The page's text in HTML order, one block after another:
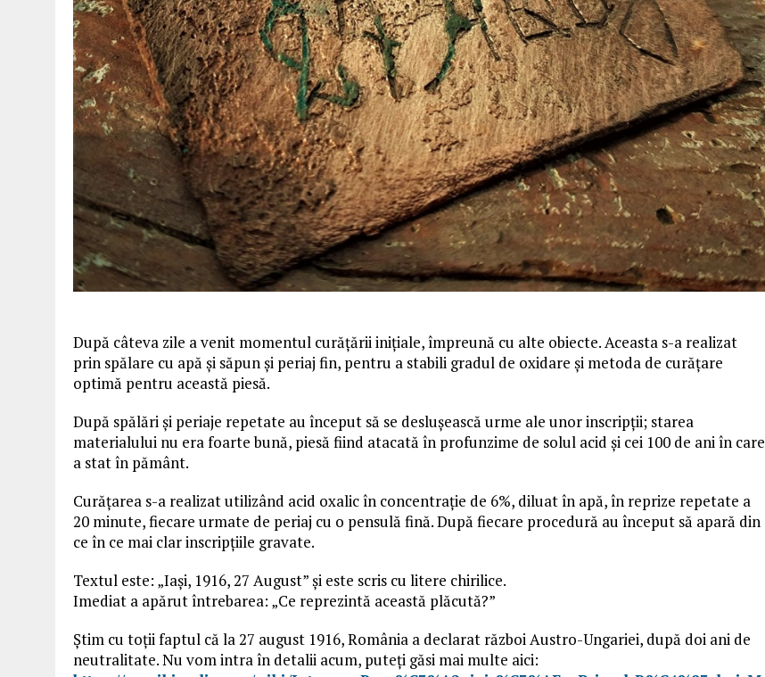
După câteva zile a venit momentul curățării inițiale, împreună cu alte obiecte. Aceasta s-a realizat
prin spălare cu apă și săpun și periaj fin, pentru a stabili gradul de oxidare și metoda de curățare
optimă pentru această piesă.
După spălări și periaje repetate au început să se deslușească urme ale unor inscripții; starea
materialului nu era foarte bună, piesă fiind atacată în profunzime de solul acid și cei 100 de ani în care
a stat în pământ.
Curățarea s-a realizat utilizând acid oxalic în concentrație de 6%, diluat în apă, în reprize repetate a
20 minute, fiecare urmate de periaj cu o pensulă fină. După fiecare procedură au început să apară din
ce în ce mai clar inscripțiile gravate.
Textul este: „Iași, 1916, 27 August” și este scris cu litere chirilice.
Imediat a apărut întrebarea: „Ce reprezintă această plăcută?”
Știm cu toții faptul că la 27 august 1916, România a declarat război Austro-Ungariei, după doi ani de
neutralitate. Nu vom intra în detalii acum, puteți găsi mai multe aici: